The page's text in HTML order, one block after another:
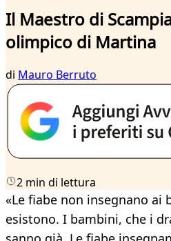
Il Maestro di
olimpico di Martina
di Mauro Berruto
2 min di lettura
«Le fiabe non insegnano ai
esistono. I bambini, che i